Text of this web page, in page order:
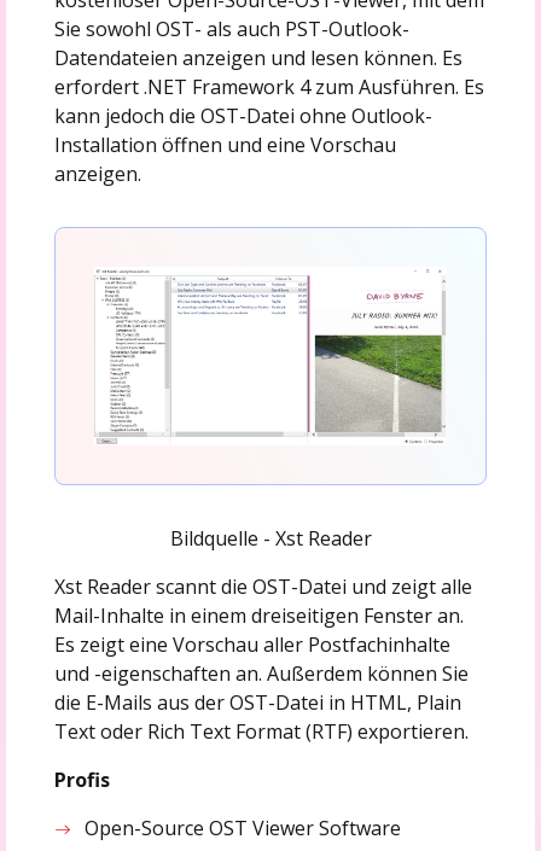
Sie sowohl OST- als auch PST-Outlook-
Datendateien anzeigen und lesen können. Es
erfordert .NET Framework 4 zum Ausführen. Es
kann jedoch die OST-Datei ohne Outlook-
Installation öffnen und eine Vorschau
anzeigen.
Bildquelle - Xst Reader
Xst Reader scannt die OST-Datei und zeigt alle
Mail-Inhalte in einem dreiseitigen Fenster an.
Es zeigt eine Vorschau aller Postfachinhalte
und -eigenschaften an. Außerdem können Sie
die E-Mails aus der OST-Datei in HTML, Plain
Text oder Rich Text Format (RTF) exportieren.
Profis
Open-Source OST Viewer Software